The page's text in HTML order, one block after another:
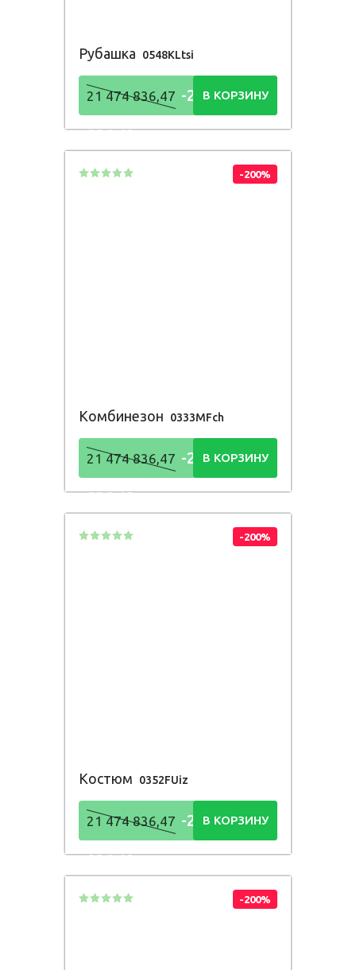
Рубашка 0548KLtsi
21 474 836,47 -21 474
836,48Р
В КОРЗИНУ
-200%
Комбинезон 0333MFch
21 474 836,47 -21 474
836,48Р
В КОРЗИНУ
-200%
Костюм 0352FUiz
21 474 836,47 -21 474
836,48Р
В КОРЗИНУ
-200%